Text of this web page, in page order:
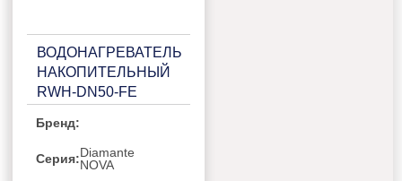
ВОДОНАГРЕВАТЕЛЬ
НАКОПИТЕЛЬНЫЙ
RWH-DN50-FE
Бренд:
Серия:Diamante
NOVA